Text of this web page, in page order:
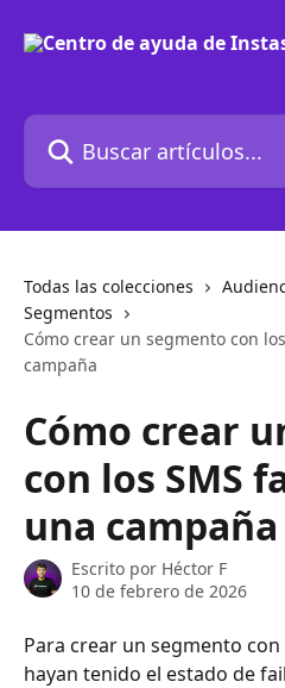
Buscar artículos...
Todas las colecciones
Segmentos
Cómo crear un segmento con
campaña
Cómo crear
con los SMS
una campaña
Escrito por Héctor F
10 de febrero de 2026
Para crear un segmento
hayan tenido el estado de